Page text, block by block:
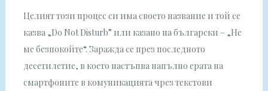
Целият този процес си има своето название и той се
казва „Do Not Disturb” или казано на български – „Не
ме безпокойте“. Заражда се през последното
десетилетие, в което настъпва напълно ерата на
смартфоните в комуникацията чрез текстови